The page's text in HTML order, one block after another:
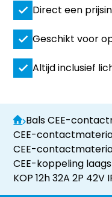
Direct een
Geschikt voor
Altijd inclusief
Bals CEE-
CEE-
CEE-
CEE-koppeling
KOP 12h 32A 2P 42V